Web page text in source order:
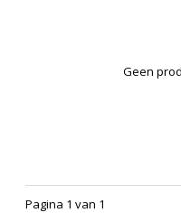
Geen
Pagina 1 van 1